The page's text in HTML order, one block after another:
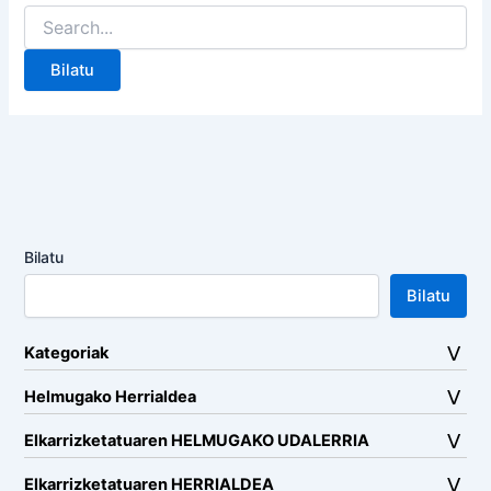
Search
for:
Bilatu
Bilatu
Kategoriak
Helmugako Herrialdea
Elkarrizketatuaren HELMUGAKO UDALERRIA
Elkarrizketatuaren HERRIALDEA